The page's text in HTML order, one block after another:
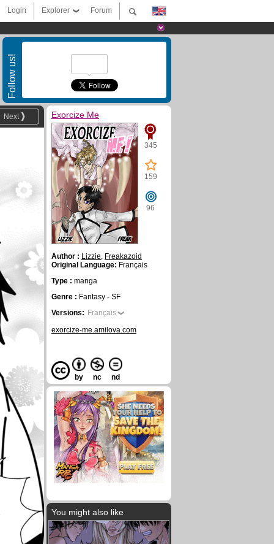
Forum
Explorer
Login
Follow us!
Next Exorcize Me
345
159
96
Author : Lizzie, Freakazoid
Original Language: Français
Type : manga
Genre : Fantasy - SF
Versions: Français
exorcize-me.amilova.com
by nc nd
You might also like